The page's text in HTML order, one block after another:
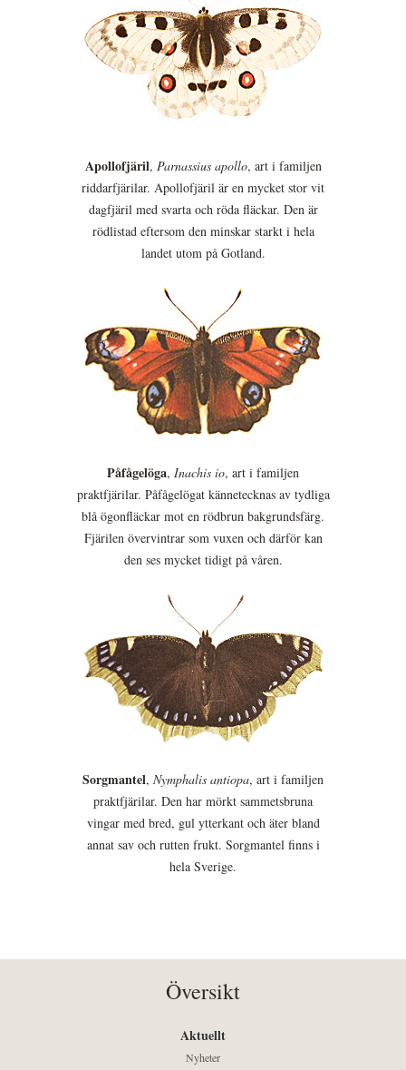
Apollofjäril, Parnassius apollo, art i familjen
riddarfjärilar. Apollofjäril är en mycket stor vit
dagfjäril med svarta och röda fläckar. Den är
rödlistad eftersom den minskar starkt i hela
landet utom på Gotland.
Påfågelöga, Inachis io, art i familjen
praktfjärilar. Påfågelögat kännetecknas av tydliga
blå ögonfläckar mot en rödbrun bakgrundsfärg.
Fjärilen övervintrar som vuxen och därför kan
den ses mycket tidigt på våren.
Sorgmantel, Nymphalis antiopa, art i familjen
praktfjärilar. Den har mörkt sammetsbruna
vingar med bred, gul ytterkant och äter bland
annat sav och rutten frukt. Sorgmantel finns i
hela Sverige.
Översikt
Aktuellt
Nyheter